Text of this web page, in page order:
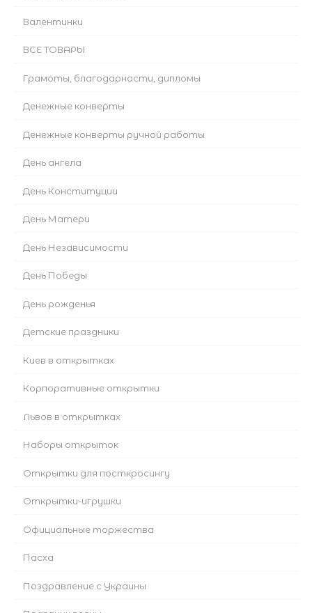
Валентинки
ВСЕ ТОВАРЫ
Грамоты, благодарности, дипломы
Денежные конверты
Денежные конверты ручной работы
День ангела
День Конституции
День Матери
День Независимости
День Победы
День рожденья
Детские праздники
Киев в открытках
Корпоративные открытки
Львов в открытках
Наборы открыток
Открытки для посткросингу
Открытки-игрушки
Официальные торжества
Пасха
Поздравление с Украины